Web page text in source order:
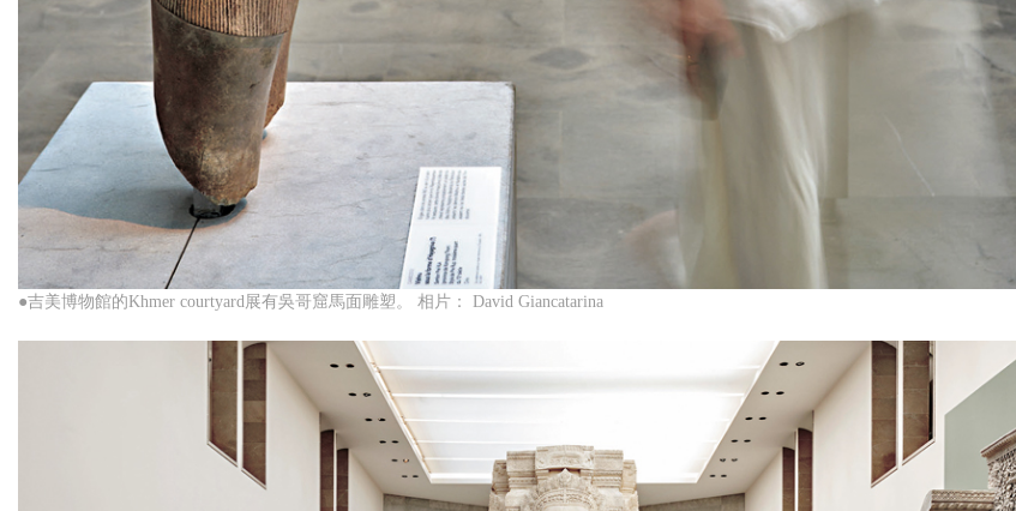
●吉美博物館的Khmer courtyard展有吳哥窟馬面雕塑。 相片： David Giancatarina